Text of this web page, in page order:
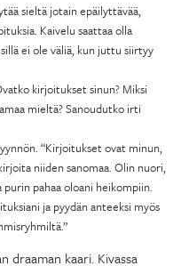
sieltä jotain epäilyttävää,
Kaivelu saattaa olla
ei ole väliä, kun juttu siirtyy
kirjoitukset sinun? Miksi
mieltä? Sanoudutko irti
“Kirjoitukset ovat minun,
niiden sanomaa. Olin nuori,
pahaa oloani heikompiin.
ja pyydän anteeksi myös
draaman kaari. Kivassa